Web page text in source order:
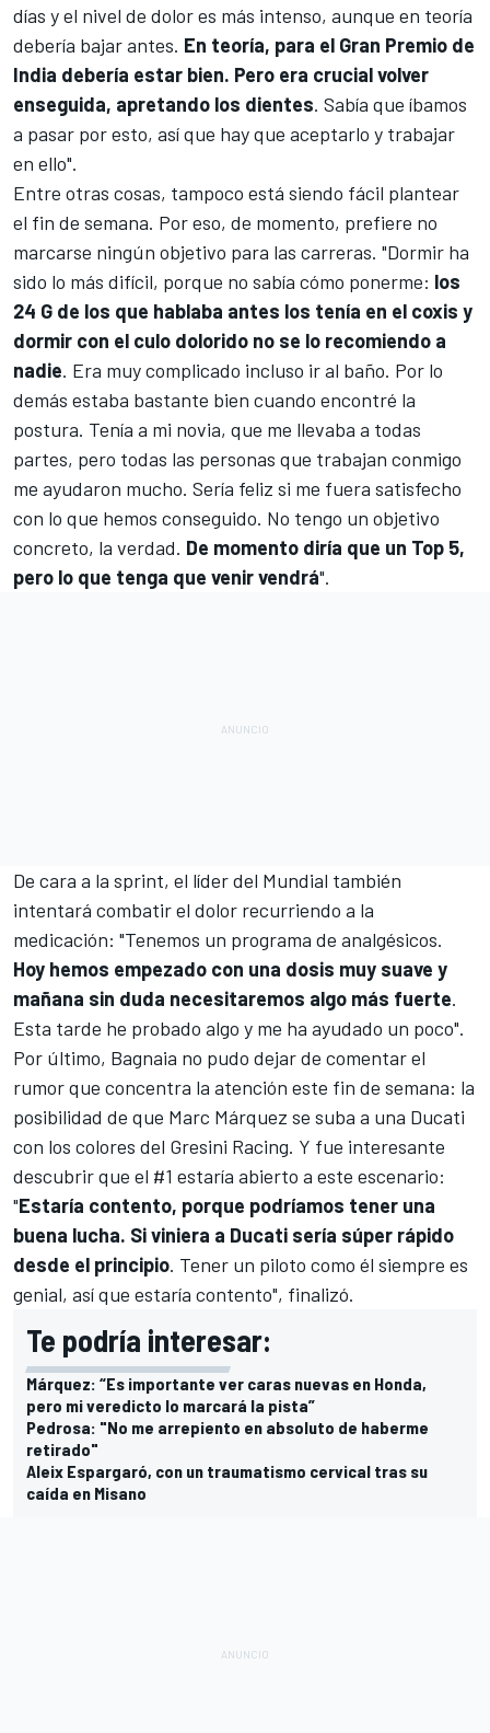
días y el nivel de dolor es más intenso, aunque en teoría
debería bajar antes. En teoría, para el Gran Premio de
India debería estar bien. Pero era crucial volver
enseguida, apretando los dientes. Sabía que íbamos
a pasar por esto, así que hay que aceptarlo y trabajar
en ello".
Entre otras cosas, tampoco está siendo fácil plantear
el fin de semana. Por eso, de momento, prefiere no
marcarse ningún objetivo para las carreras. "Dormir ha
sido lo más difícil, porque no sabía cómo ponerme: los
24 G de los que hablaba antes los tenía en el coxis y
dormir con el culo dolorido no se lo recomiendo a
nadie. Era muy complicado incluso ir al baño. Por lo
demás estaba bastante bien cuando encontré la
postura. Tenía a mi novia, que me llevaba a todas
partes, pero todas las personas que trabajan conmigo
me ayudaron mucho. Sería feliz si me fuera satisfecho
con lo que hemos conseguido. No tengo un objetivo
concreto, la verdad. De momento diría que un Top 5,
pero lo que tenga que venir vendrá".
De cara a la sprint, el líder del Mundial también
intentará combatir el dolor recurriendo a la
medicación: "Tenemos un programa de analgésicos.
Hoy hemos empezado con una dosis muy suave y
mañana sin duda necesitaremos algo más fuerte.
Esta tarde he probado algo y me ha ayudado un poco".
Por último, Bagnaia no pudo dejar de comentar el
rumor que concentra la atención este fin de semana: la
posibilidad de que Marc Márquez se suba a una Ducati
con los colores del Gresini Racing. Y fue interesante
descubrir que el #1 estaría abierto a este escenario:
"Estaría contento, porque podríamos tener una
buena lucha. Si viniera a Ducati sería súper rápido
desde el principio. Tener un piloto como él siempre es
genial, así que estaría contento", finalizó.
Te podría interesar:
Márquez: “Es importante ver caras nuevas en Honda,
pero mi veredicto lo marcará la pista”
Pedrosa: "No me arrepiento en absoluto de haberme
retirado"
Aleix Espargaró, con un traumatismo cervical tras su
caída en Misano